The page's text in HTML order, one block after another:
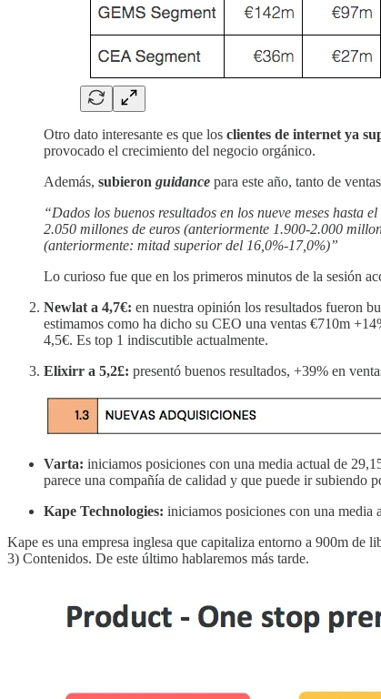
Otro dato interesante es que los clientes de internet ya
provocado el crecimiento del negocio orgánico.
Además, subieron guidance para este año, tanto de
“Dados los buenos resultados en los nueve meses hasta
2.050 millones de euros (anteriormente 1.900-2.000
(anteriormente: mitad superior del 16,0%-17,0%)”
Lo curioso fue que en los primeros minutos de la sesión
Newlat a 4,7€: en nuestra opinión los resultados fueron
estimamos como ha dicho su CEO una ventas €710m
4,5€. Es top 1 indiscutible actualmente.
Elixirr a 5,2£: presentó buenos resultados, +39% en
Varta: iniciamos posiciones con una media actual de
parece una compañía de calidad y que puede ir subiendo
Kape Technologies: iniciamos posiciones con una media
Kape es una empresa inglesa que capitaliza entorno a 900m de
3) Contenidos. De este último hablaremos más tarde.